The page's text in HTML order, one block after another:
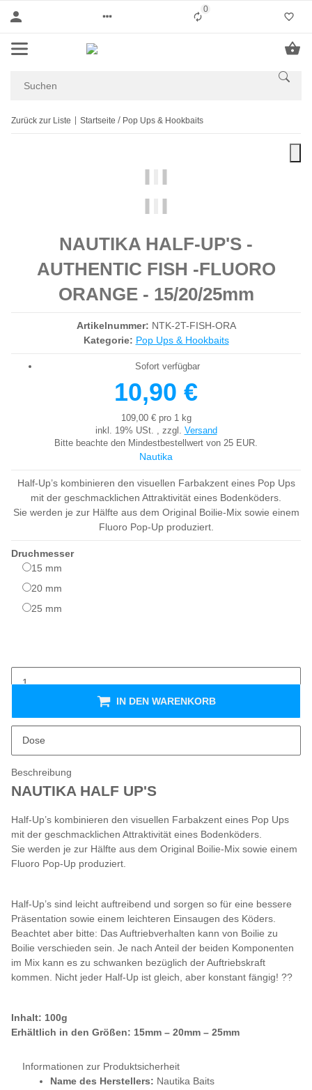
0Liste ist leer
Zurück zur Liste Startseite Pop Ups & Hookbaits
NAUTIKA HALF-UP'S -
AUTHENTIC FISH -FLUORO
ORANGE - 15/20/25mm
Artikelnummer: NTK-2T-FISH-ORA
Kategorie: Pop Ups & Hookbaits
Sofort verfügbar
10,90 €
109,00 € pro 1 kg
inkl. 19% USt. , zzgl. Versand
Bitte beachte den Mindestbestellwert von 25 EUR.
Nautika
Half-Up’s kombinieren den visuellen Farbakzent eines Pop Ups
mit der geschmacklichen Attraktivität eines Bodenköders.
Sie werden je zur Hälfte aus dem Original Boilie-Mix sowie einem
Fluoro Pop-Up produziert.
Druchmesser
15 mm
20 mm
25 mm
Dose
IN DEN WARENKORB
Dieser Artikel hat Variationen. Wähle bitte die gewünschte
Beschreibung
NAUTIKA HALF UP'S
Half-Up’s kombinieren den visuellen Farbakzent eines Pop Ups
mit der geschmacklichen Attraktivität eines Bodenköders.
Sie werden je zur Hälfte aus dem Original Boilie-Mix sowie einem
Fluoro Pop-Up produziert.
Half-Up’s sind leicht auftreibend und sorgen so für eine bessere
Präsentation sowie einem leichteren Einsaugen des Köders.
Beachtet aber bitte: Das Auftriebverhalten kann von Boilie zu
Boilie verschieden sein. Je nach Anteil der beiden Komponenten
im Mix kann es zu schwanken bezüglich der Auftriebskraft
kommen. Nicht jeder Half-Up ist gleich, aber konstant fängig! ??
Inhalt: 100g
Erhältlich in den Größen: 15mm – 20mm – 25mm
Informationen zur Produktsicherheit
Name des Herstellers: Nautika Baits